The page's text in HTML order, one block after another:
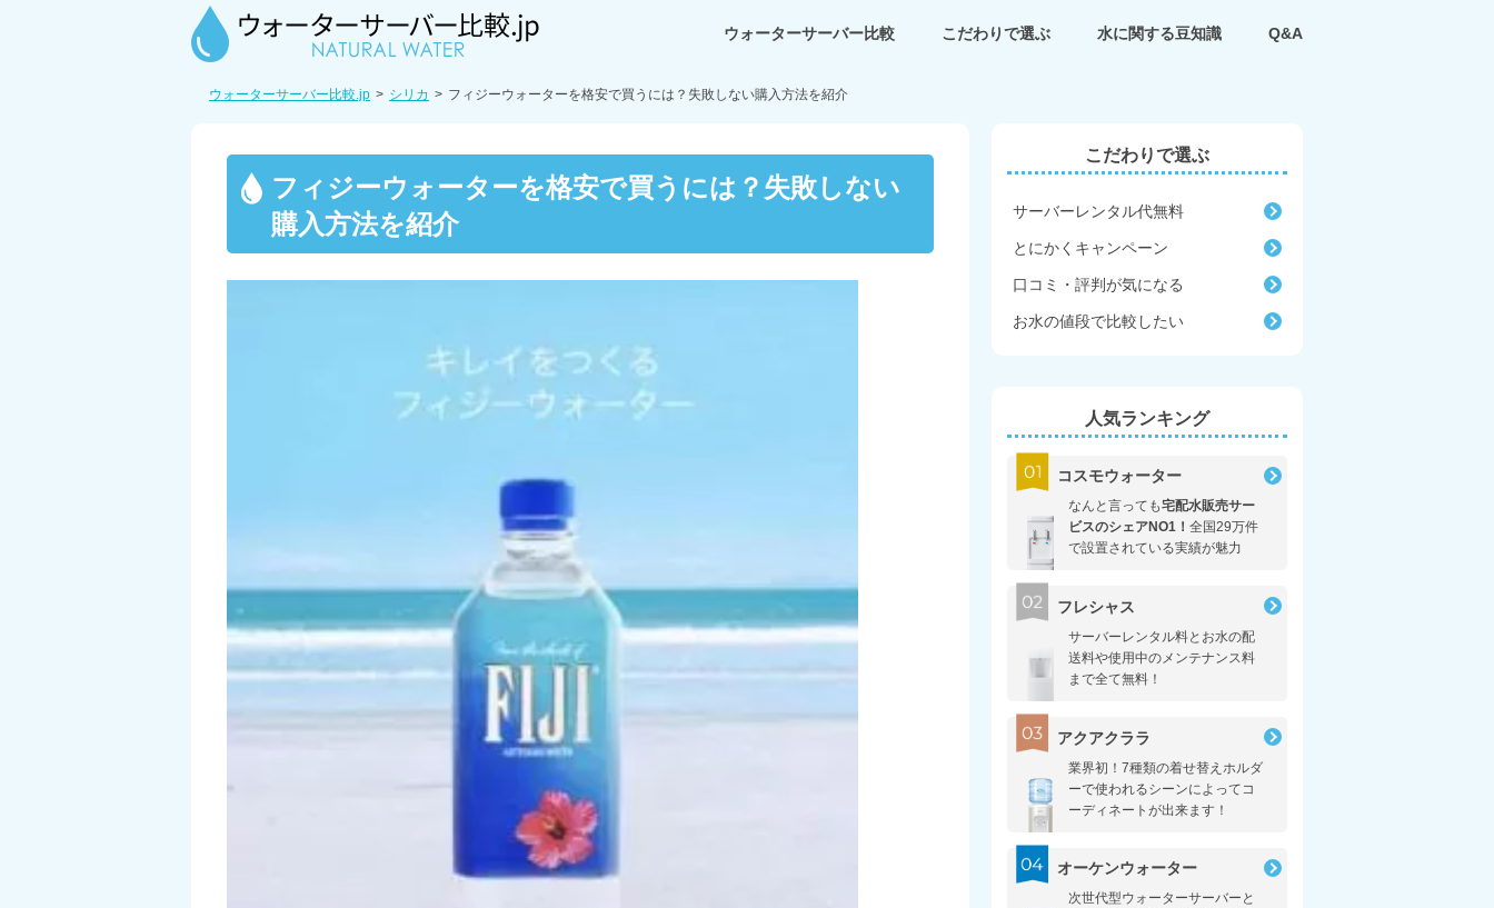
ウォーターサーバー比較 こだわりで選ぶ 水に関する豆知識 Q&A
ウォーターサーバー比較.jp シリカ フィジーウォーターを格安で買うには？失敗しない購入方法を紹介
フィジーウォーターを格安で買うには？失敗しない
購入方法を紹介
こだわりで選ぶ
サーバーレンタル代無料
とにかくキャンペーン
口コミ・評判が気になる
お水の値段で比較したい
人気ランキング
コスモウォーター
なんと言っても宅配水販売サー
ビスのシェアNO1！ 全国29万件
で設置されている実績が魅力
フレシャス
サーバーレンタル料とお水の配
送料や使用中のメンテナンス料
まで全て無料！
アクアクララ
業界初！7種類の着せ替えホルダ
ーで使われるシーンによってコ
ーディネートが出来ます！
オーケンウォーター
次世代型ウォーターサーバーと